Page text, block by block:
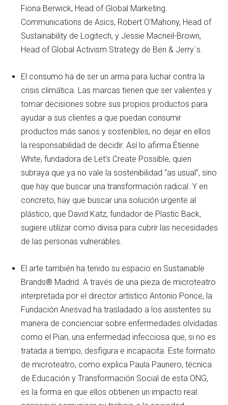
Fiona Berwick, Head of Global Marketing
Communications de Asics, Robert O’Mahony, Head of
Sustainability de Logitech, y Jessie Macneil-Brown,
Head of Global Activism Strategy de Ben & Jerry´s.
El consumo ha de ser un arma para luchar contra la
crisis climática. Las marcas tienen que ser valientes y
tomar decisiones sobre sus propios productos para
ayudar a sus clientes a que puedan consumir
productos más sanos y sostenibles, no dejar en ellos
la responsabilidad de decidir. Así lo afirma Étienne
White, fundadora de Let’s Create Possible, quien
subraya que ya no vale la sostenibilidad “as usual”, sino
que hay que buscar una transformación radical. Y en
concreto, hay que buscar una solución urgente al
plástico, que David Katz, fundador de Plastic Back,
sugiere utilizar como divisa para cubrir las necesidades
de las personas vulnerables.
El arte también ha tenido su espacio en Sustainable
Brands® Madrid. A través de una pieza de microteatro
interpretada por el director artístico Antonio Ponce, la
Fundación Anesvad ha trasladado a los asistentes su
manera de concienciar sobre enfermedades olvidadas
como el Pian, una enfermedad infecciosa que, si no es
tratada a tiempo, desfigura e incapacita. Este formato
de microteatro, como explica Paula Paunero, técnica
de Educación y Transformación Social de esta ONG,
es la forma en que ellos obtienen un impacto real: